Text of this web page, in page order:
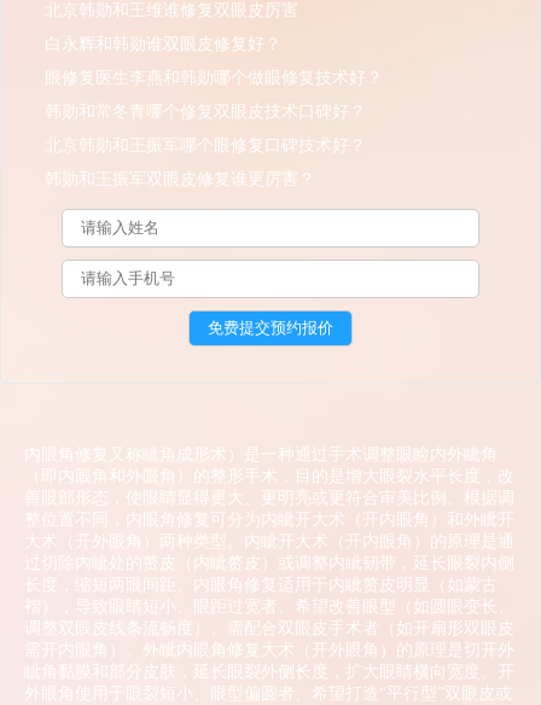
北京韩勋和王维谁修复双眼皮厉害
白永辉和韩勋谁双眼皮修复好？
眼修复医生李燕和韩勋哪个做眼修复技术好？
韩勋和常冬青哪个修复双眼皮技术口碑好？
北京韩勋和王振军哪个眼修复口碑技术好？
韩勋和王振军双眼皮修复谁更厉害？
内眼角修复又称眦角成形术）是一种通过手术调整眼睑内外眦角
（即内眼角和外眼角）的整形手术，目的是增大眼裂水平长度，改
善眼部形态，使眼睛显得更大、更明亮或更符合审美比例。根据调
整位置不同，内眼角修复可分为内眦开大术（开内眼角）和外眦开
大术（开外眼角）两种类型。内眦开大术（开内眼角）的原理是通
过切除内眦处的赘皮（内眦赘皮）或调整内眦韧带，延长眼裂内侧
长度，缩短两眼间距。内眼角修复适用于内眦赘皮明显（如蒙古
褶），导致眼睛短小、眼距过宽者、希望改善眼型（如圆眼变长、
调整双眼皮线条流畅度）、需配合双眼皮手术者（如开扇形双眼皮
需开内眼角）。外眦内眼角修复大术（开外眼角）的原理是切开外
眦角黏膜和部分皮肤，延长眼裂外侧长度，扩大眼睛横向宽度。开
外眼角使用于眼裂短小、眼型偏圆者、希望打造“平行型”双眼皮或